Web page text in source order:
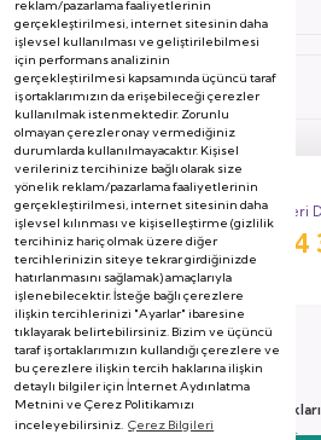
reklam/pazarlama faaliyetlerinin
gerçekleştirilmesi, internet sitesinin daha
işlevsel kullanılması ve geliştirilebilmesi
için performans analizinin
gerçekleştirilmesi kapsamında üçüncü taraf
iş ortaklarımızın da erişebileceği çerezler
kullanılmak istenmektedir. Zorunlu
olmayan çerezler onay vermediğiniz
durumlarda kullanılmayacaktır. Kişisel
verileriniz tercihinize bağlı olarak size
yönelik reklam/pazarlama faaliyetlerinin
gerçekleştirilmesi, internet sitesinin daha
işlevsel kılınması ve kişiselleştirme (gizlilik
tercihiniz hariç olmak üzere diğer
tercihlerinizin siteye tekrar girdiğinizde
hatırlanmasını sağlamak) amaçlarıyla
işlenebilecektir. İsteğe bağlı çerezlere
ilişkin tercihlerinizi "Ayarlar" ibaresine
tıklayarak belirtebilirsiniz. Bizim ve üçüncü
taraf iş ortaklarımızın kullandığı çerezlere ve
bu çerezlere ilişkin tercih haklarına ilişkin
detaylı bilgiler için İnternet Aydınlatma
Metnini ve Çerez Politikamızı
inceleyebilirsiniz. Çerez Bilgileri
Kategoriler
2026 Copyright, Tüm Hakları
Müşteri